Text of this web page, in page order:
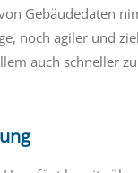
Gebäudedaten
noch agiler und
auch schneller zu